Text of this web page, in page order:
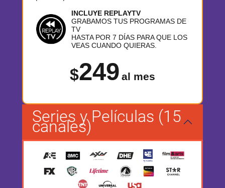
INCLUYE REPLAYTV
GRABAMOS TUS PROGRAMAS DE
TV
HASTA POR 7 DÍAS PARA QUE LOS
VEAS CUANDO QUIERAS.
$249 al mes
Series y Películas (15
canales)